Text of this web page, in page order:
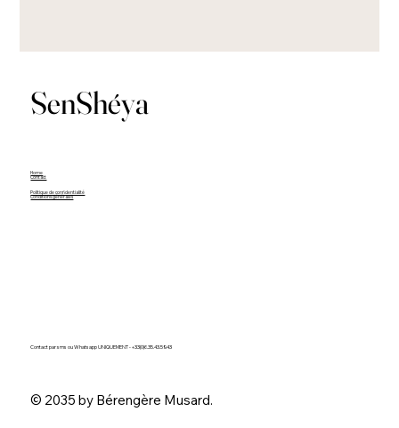
SenShéya
Home
Contact
Politique de confidentialité
Conditions générales
Contact par sms ou Whatsapp UNIQUEMENT -+33(0)6.35.43.59.43
© 2035 by Bérengère Musard.